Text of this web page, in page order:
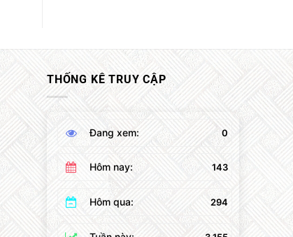
THỐNG KÊ TRUY CẬP
Đang xem: 0
Hôm nay: 143
Hôm qua: 294